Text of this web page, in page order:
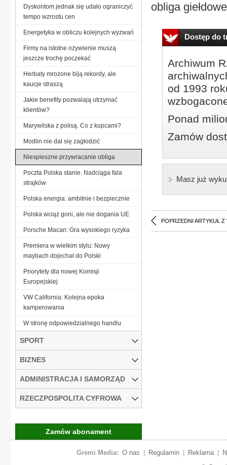
obliga
Dostęp do
Archiwum
od 1993
Ponad
Zamów
Masz już
POPRZEDNI ARTYKUŁ Z
Dyskontom jednak się udało ograniczyć
tempo wzrostu cen
Energetyka w obliczu kolejnych wyzwań
Firmy na istotne ożywienie muszą
jeszcze trochę poczekać
Herbaty mrożone biją rekordy, ale
kaucje straszą
Jakie benefity pozwalają utrzymać
klientów?
Marywilska z polisą. Co z kupcami?
Modlin nie dał się zagłodzić
Niespieszne przywracanie obliga
Poczta Polska stanie. Nadciąga fala
strajków
Polska energia: ambitnie i bezpiecznie
Polska wciąż goni, ale nie dogania UE
Porsche Macan: Gra wysokiego ryzyka
Premiera w wielkim stylu: Nowy
maybach dojechał do Polski
Priorytety dla nowej Komisji
Europejskiej
VW California: Kolejna epoka
kamperowania
W stronę odpowiedzialnego handlu
SPORT
BIZNES
ADMINISTRACJA I SAMORZĄD
RZECZPOSPOLITA CYFROWA
Zamów abonament
Gremi Media: O nas Regulamin Reklama